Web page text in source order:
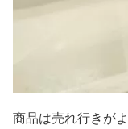
商品は売れ行きが